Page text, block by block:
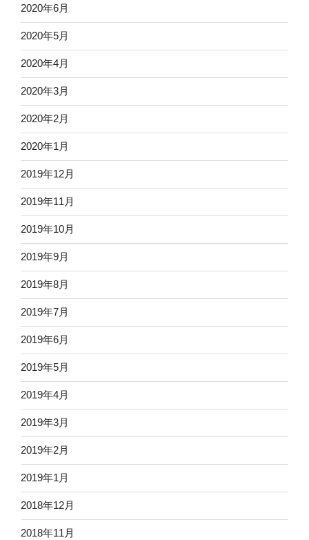
2020年6月
2020年5月
2020年4月
2020年3月
2020年2月
2020年1月
2019年12月
2019年11月
2019年10月
2019年9月
2019年8月
2019年7月
2019年6月
2019年5月
2019年4月
2019年3月
2019年2月
2019年1月
2018年12月
2018年11月